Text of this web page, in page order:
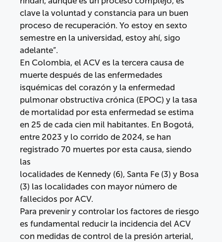
clave la voluntad y constancia para un buen
proceso de recuperación. Yo estoy en sexto
semestre en la universidad, estoy ahí, sigo
adelante”.
En Colombia, el ACV es la tercera causa de
muerte después de las enfermedades
isquémicas del corazón y la enfermedad
pulmonar obstructiva crónica (EPOC) y la tasa
de mortalidad por esta enfermedad se estima
en 25 de cada cien mil habitantes. En Bogotá,
entre 2023 y lo corrido de 2024, se han
registrado 70 muertes por esta causa, siendo
las
localidades de Kennedy (6), Santa Fe (3) y Bosa
(3) las localidades con mayor número de
fallecidos por ACV.
Para prevenir y controlar los factores de riesgo
es fundamental reducir la incidencia del ACV
con medidas de control de la presión arterial,